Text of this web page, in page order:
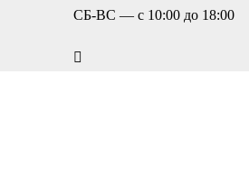
СБ-ВС — с 10:00 до 18:00